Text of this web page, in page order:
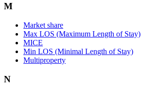
M
Market share
Max LOS (Maximum Length of Stay)
MICE
Min LOS (Minimal Length of Stay)
Multiproperty
N